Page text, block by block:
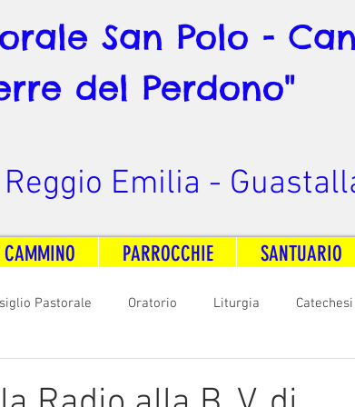
San Polo -
del Perdono"
Emilia -
PARROCCHIE SANTUARIO
Pastorale Oratorio Liturgia Catechesi